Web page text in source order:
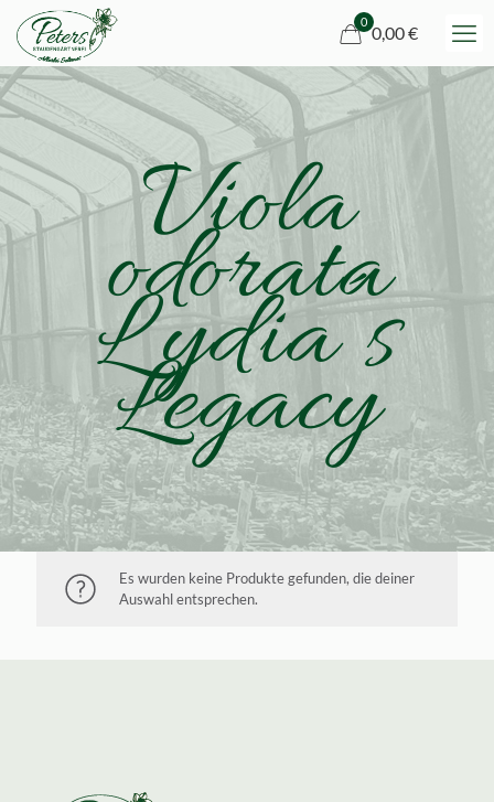
0
0,00 €
Viola
odorata
Lydia´s
Legacy
Es wurden keine Produkte gefunden, die deiner
Auswahl entsprechen.